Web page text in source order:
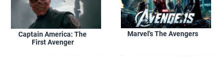
Captain America: The
First Avenger
Marvel's The Avengers